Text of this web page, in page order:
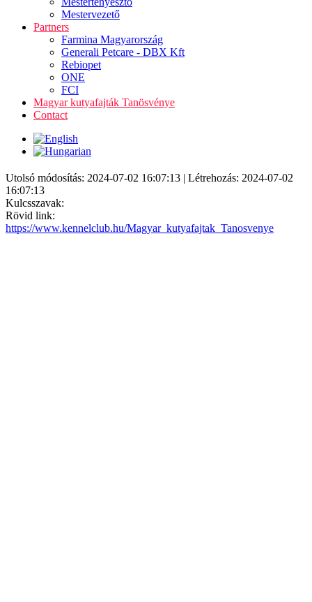
Mestervezető
Partners
Farmina Magyarország
Generali Petcare - DBX Kft
Rebiopet
ONE
FCI
Magyar kutyafajták Tanösvénye
Contact
Utolsó módosítás: 2024-07-02 16:07:13 | Létrehozás: 2024-07-02
16:07:13
Kulcsszavak:
Rövid link:
https://www.kennelclub.hu/Magyar_kutyafajtak_Tanosvenye